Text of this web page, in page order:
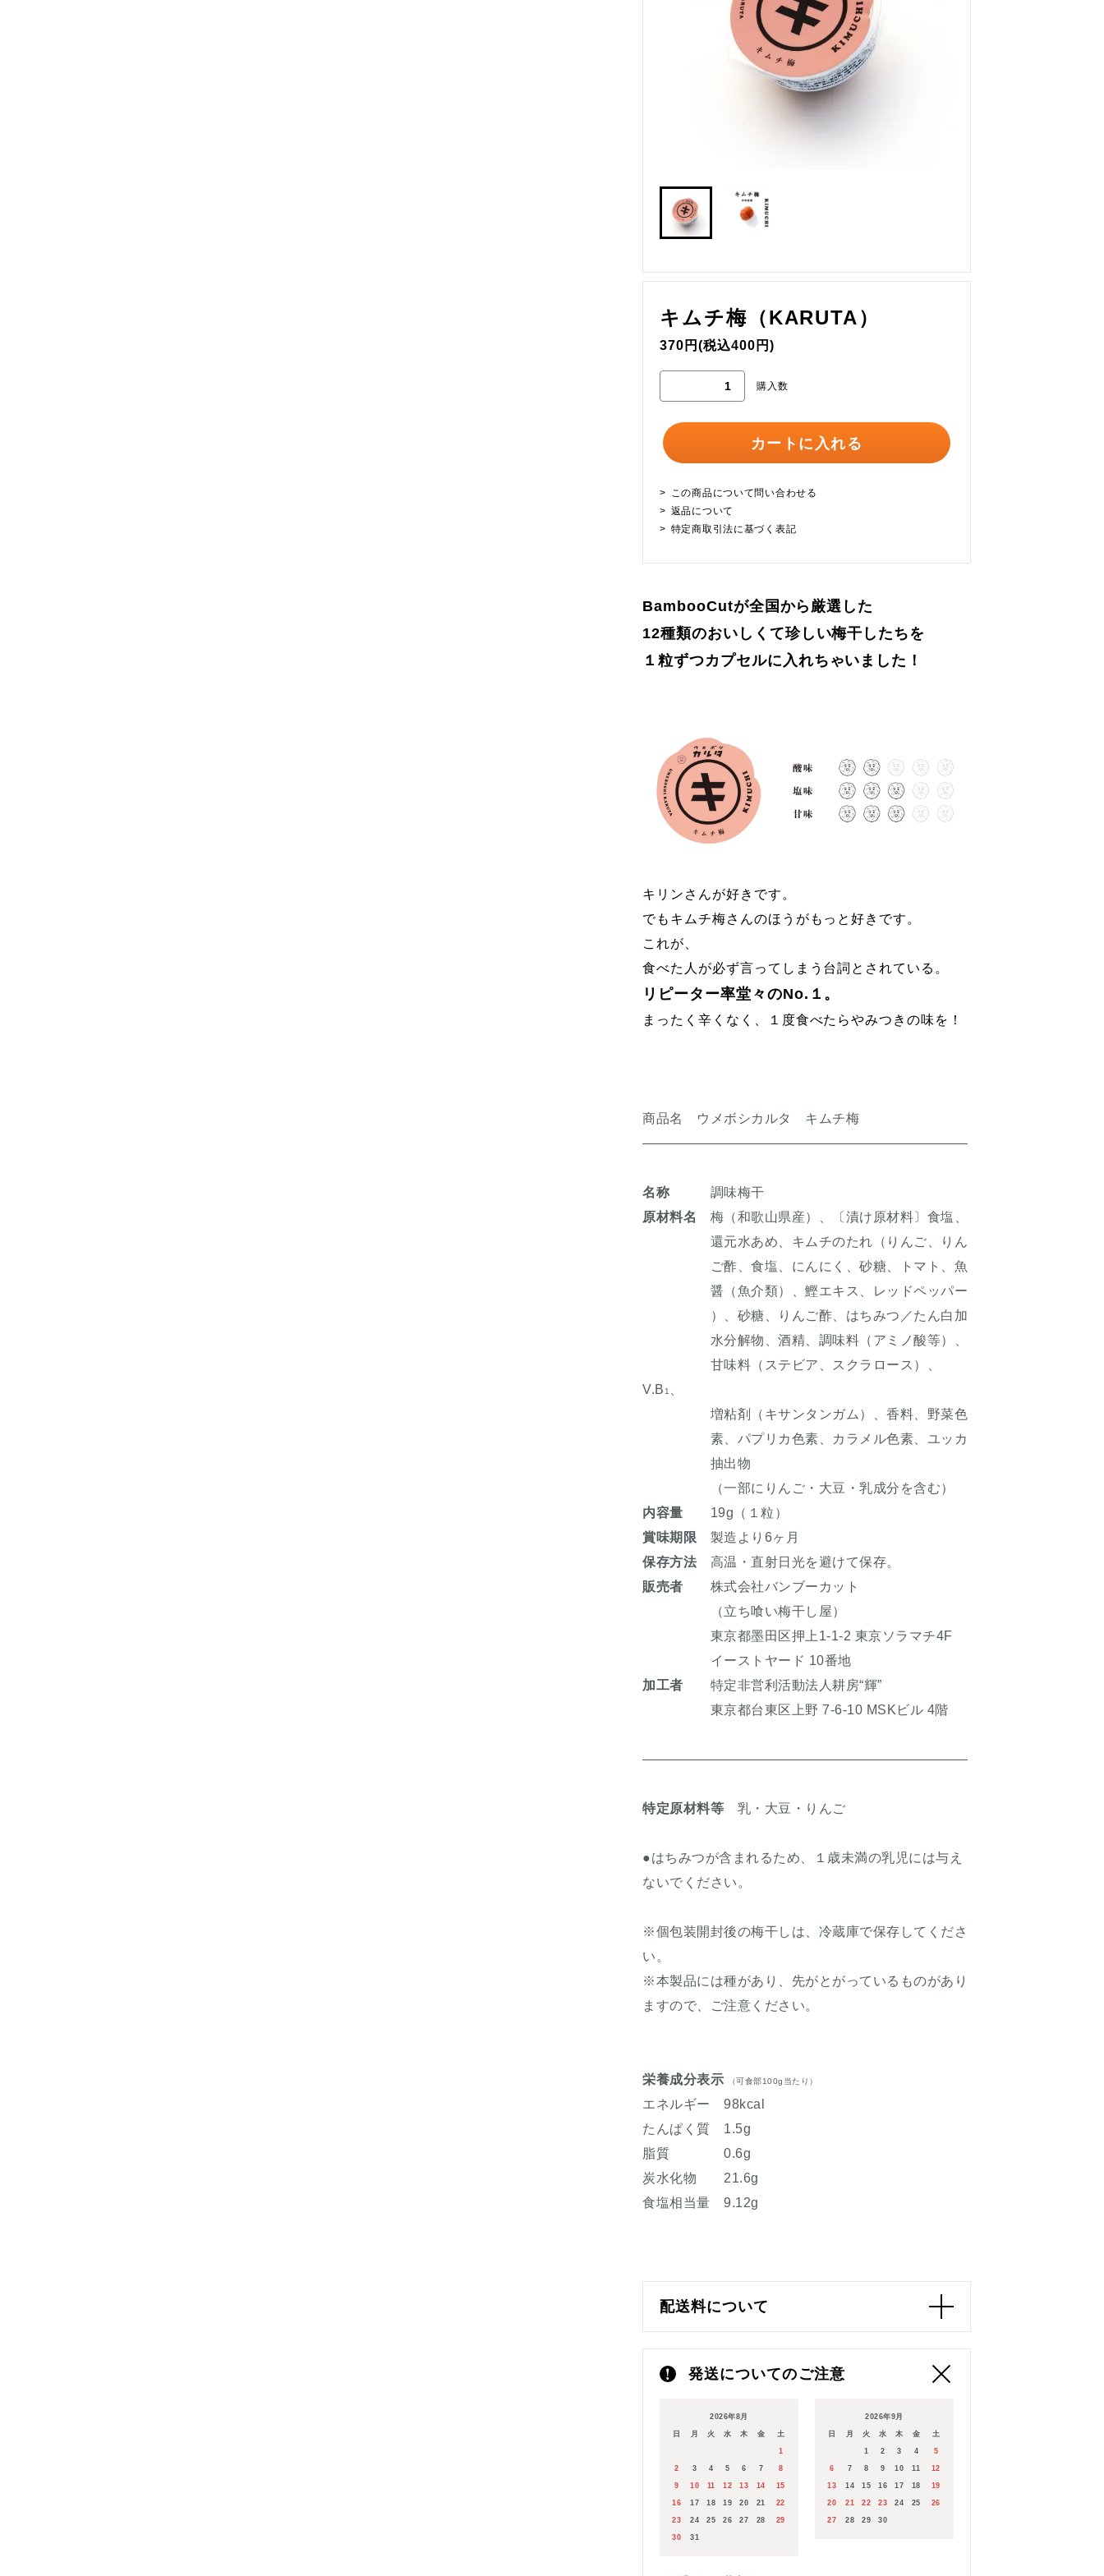
運営会社「バンブーカット」
キムチ梅（KARUTA）
370円(税込400円)
購入数
カートに入れる
この商品について問い合わせる
返品について
特定商取引法に基づく表記
BambooCutが全国から厳選した
12種類のおいしくて珍しい梅干したちを
１粒ずつカプセルに入れちゃいました！
キリンさんが好きです。
でもキムチ梅さんのほうがもっと好きです。
これが、
食べた人が必ず言ってしまう台詞とされている。
リピーター率堂々のNo.１。
まったく辛くなく、１度食べたらやみつきの味を！
商品名 ウメボシカルタ キムチ梅
名称 調味梅干
原材料名
梅（和歌山県産）、〔漬け原材料〕食塩、
還元水あめ、キムチのたれ（りんご、りん
ご酢、食塩、にんにく、砂糖、トマト、魚
醤（魚介類）、鰹エキス、レッドペッパー
）、砂糖、りんご酢、はちみつ／たん白加
水分解物、酒精、調味料（アミノ酸等）、
甘味料（ステビア、スクラロース）、
V.B1
増粘剤（キサンタンガム）、香料、野菜色
素、パプリカ色素、カラメル色素、ユッカ
抽出物
（一部にりんご・大豆・乳成分を含む）
内容量 19g（１粒）
賞味期限 製造より6ヶ月
保存方法 高温・直射日光を避けて保存。
販売者 株式会社バンブーカット
（立ち喰い梅干し屋）
東京都墨田区押上1-1-2 東京ソラマチ4F
イーストヤード 10番地
加工者 特定非営利活動法人耕房“輝”
東京都台東区上野 7-6-10 MSKビル 4階
特定原材料等 乳・大豆・りんご
●はちみつが含まれるため、１歳未満の乳児には与え
ないでください。
※個包装開封後の梅干しは、冷蔵庫で保存してくださ
い。
※本製品には種があり、先がとがっているものがあり
ますので、ご注意ください。
栄養成分表示 （可食部100g当たり）
エネルギー 98kcal
たんぱく質 1.5g
脂質 0.6g
炭水化物 21.6g
食塩相当量 9.12g
配送料について
ヤマト運輸
発送業務は、基本的に平日のみとなります。
通常は、商品の出荷までに
ご注文日（決済完了日）の翌日以降、
2営業日〜4営業日の
お時間をいただいております。
あらかじめご了承くださいませ。
発送についてのご注意
2026年8月
日 月 火 水 木 金 土
1
2 3 4 5 6 7 8
9 10 11 12 13 14 15
16 17 18 19 20 21 22
23 24 25 26 27 28 29
30 31
2026年9月
日 月 火 水 木 金 土
1 2 3 4 5
6 7 8 9 10 11 12
13 14 15 16 17 18 19
20 21 22 23 24 25 26
27 28 29 30